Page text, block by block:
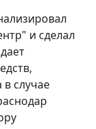
и сделал
случае